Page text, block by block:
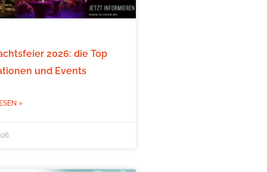
2026: die Top
und Events
»